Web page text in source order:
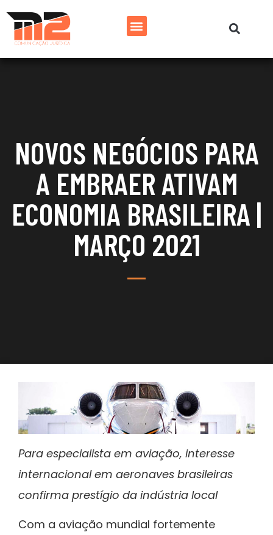
NOVOS NEGÓCIOS PARA
A EMBRAER ATIVAM
ECONOMIA BRASILEIRA |
MARÇO 2021
Para especialista em aviação, interesse
internacional em aeronaves brasileiras
confirma prestígio da indústria local
Com a aviação mundial fortemente